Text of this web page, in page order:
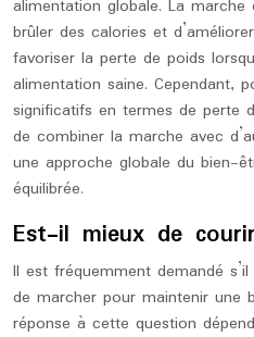
alimentation globale. La
brûler des calories et
favoriser la perte de poids
alimentation saine. Cependant,
significatifs en termes de perte
de combiner la marche avec
une approche globale du bien-
équilibrée.
Est-il mieux de
Il est fréquemment demandé
de marcher pour maintenir une
réponse à cette question